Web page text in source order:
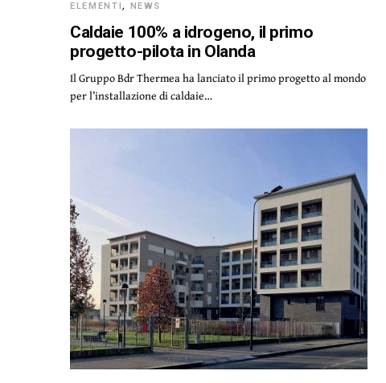
ELEMENTI, NEWS
Caldaie 100% a idrogeno, il primo
progetto-pilota in Olanda
Il Gruppo Bdr Thermea ha lanciato il primo progetto al mondo
per l’installazione di caldaie…